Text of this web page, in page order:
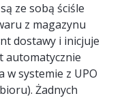
ze sobą ściśle
z magazynu
dostawy i inicjuje
automatycznie
w systemie z UPO
Żadnych